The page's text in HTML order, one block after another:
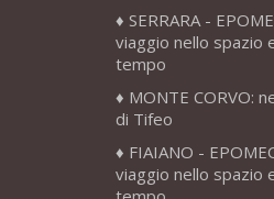
SERRARA -
viaggio nello spazio
tempo
MONTE CORVO:
di Tifeo
FIAIANO -
viaggio nello spazio